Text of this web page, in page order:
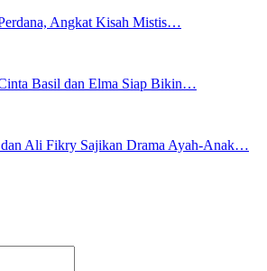
Angkat Kisah Mistis…
Basil dan Elma Siap Bikin…
Ali Fikry Sajikan Drama Ayah-Anak…